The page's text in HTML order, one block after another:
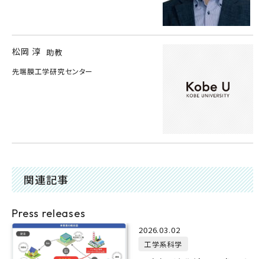
松岡 淳 助教
先端膜工学研究センター
関連記事
Press releases
2026.03.02
工学系科学